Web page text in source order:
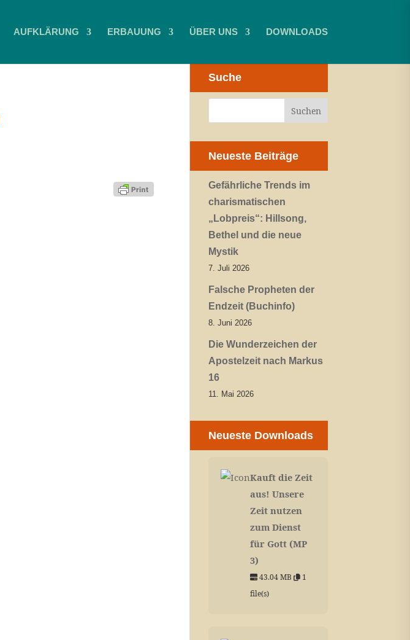
AUFKLÄRUNG ERBAUUNG ÜBER UNS DOWNLOADS
Suche
Neueste Beiträge
Gefährliche Trends im
charismatischen
„Lobpreis“: Hillsong,
Bethel und die neue
Mystik
7. Juli 2026
Falsche Propheten der
Endzeit (Buchinfo)
8. Juni 2026
Die Wunderzeichen der
Apostelzeit nach Markus
16
11. Mai 2026
Neueste Downloads
Kauft die Zeit
aus! Unsere
Zeit nutzen
zum Dienst
für Gott (MP
3)
43.04 MB
1
file(s)